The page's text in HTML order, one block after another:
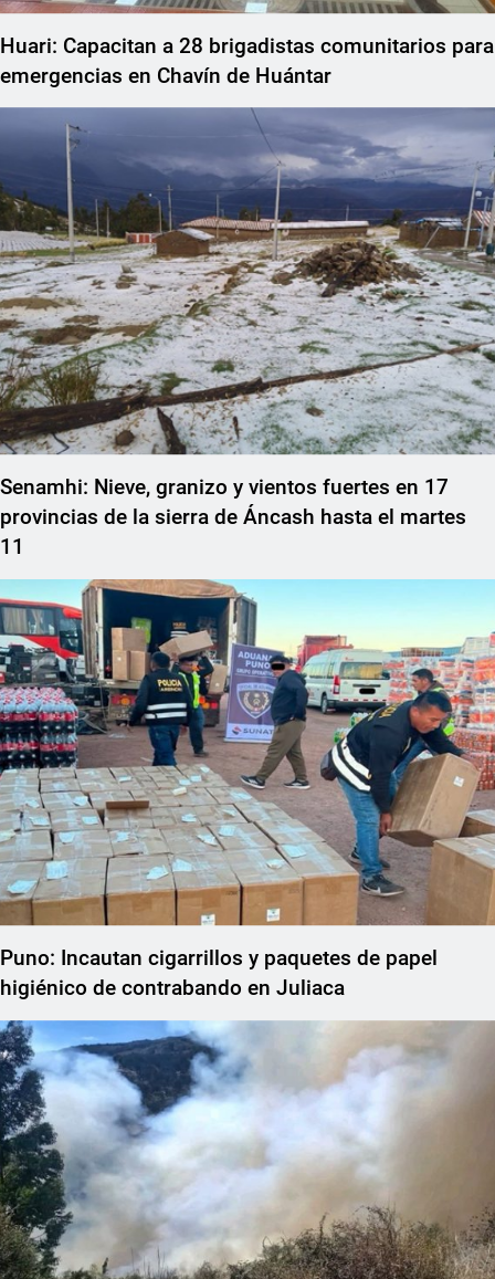
Huari: Capacitan a 28 brigadistas comunitarios para
emergencias en Chavín de Huántar
Senamhi: Nieve, granizo y vientos fuertes en 17
provincias de la sierra de Áncash hasta el martes
11
Puno: Incautan cigarrillos y paquetes de papel
higiénico de contrabando en Juliaca